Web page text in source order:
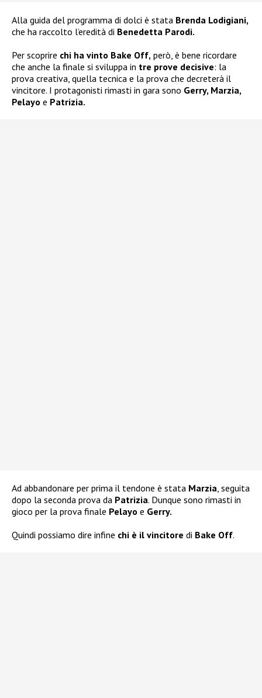
Alla guida del programma di dolci è stata Brenda Lodigiani,
che ha raccolto l’eredità di Benedetta Parodi.
Per scoprire chi ha vinto Bake Off, però, è bene ricordare
che anche la finale si sviluppa in tre prove decisive: la
prova creativa, quella tecnica e la prova che decreterà il
vincitore. I protagonisti rimasti in gara sono Gerry, Marzia,
Pelayo e Patrizia.
Ad abbandonare per prima il tendone è stata Marzia, seguita
dopo la seconda prova da Patrizia. Dunque sono rimasti in
gioco per la prova finale Pelayo e Gerry.
Quindi possiamo dire infine chi è il vincitore di Bake Off.